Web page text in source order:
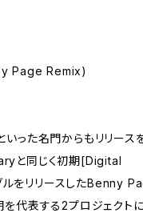
Page Remix)
た名門からもリリース
と同じく初期[Digital
をリリースしたBenny
を代表する2プロジェクト